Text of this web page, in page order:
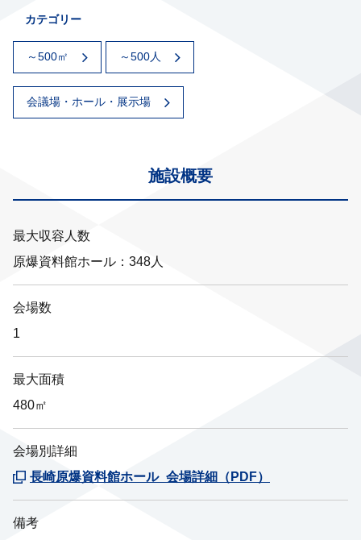
カテゴリー
～500㎡ ～500人
会議場・ホール・展示場
施設概要
最大収容人数
原爆資料館ホール：348人
会場数
1
最大面積
480㎡
会場別詳細
長崎原爆資料館ホール_会場詳細（PDF）
備考